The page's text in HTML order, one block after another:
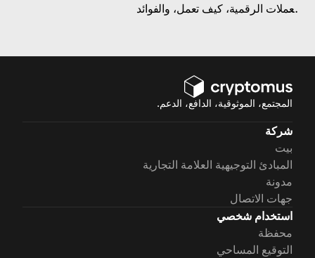
للعملات الرقمية، كيف تعمل، والفوائد
المجتمع، الموثوقية، الدافع، الدعم.
شركة
بيت
المبادئ التوجيهية العلامة التجارية
مدونة
جهات الاتصال
استخدام شخصي
محفظة
التوقيع المساحي